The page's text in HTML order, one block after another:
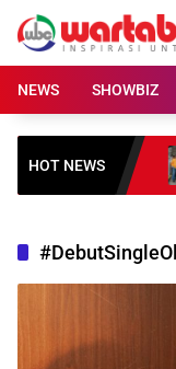
content
NEWS
SHOWBIZ
HOT NEWS
Harga